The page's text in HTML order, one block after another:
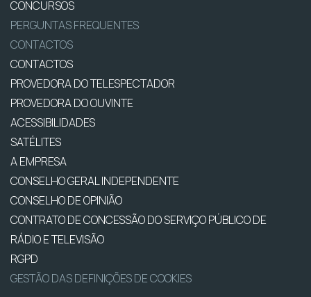
CONCURSOS
PERGUNTAS FREQUENTES
CONTACTOS
CONTACTOS
PROVEDORA DO TELESPECTADOR
PROVEDORA DO OUVINTE
ACESSIBILIDADES
SATÉLITES
A EMPRESA
CONSELHO GERAL INDEPENDENTE
CONSELHO DE OPINIÃO
CONTRATO DE CONCESSÃO DO SERVIÇO PÚBLICO DE
RÁDIO E TELEVISÃO
RGPD
GESTÃO DAS DEFINIÇÕES DE COOKIES